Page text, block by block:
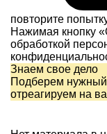
повторите
Нажимая кнопку
обработкой
Знаем свое дело
Подберем
отреагируем на